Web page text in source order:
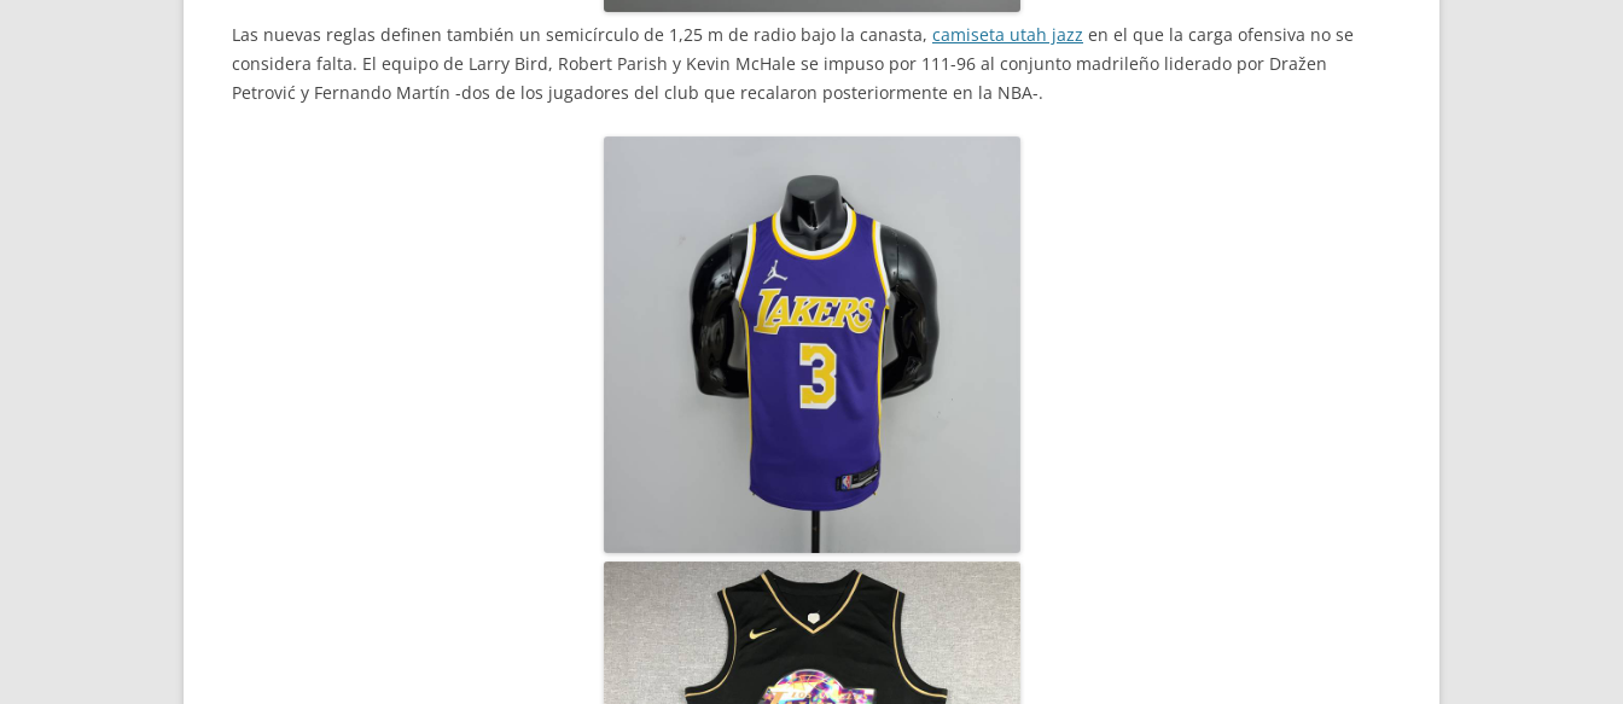
Las nuevas reglas definen también un semicírculo de 1,25 m de radio bajo la canasta, camiseta utah jazz en el que la carga ofensiva no se
considera falta. El equipo de Larry Bird, Robert Parish y Kevin McHale se impuso por 111-96 al conjunto madrileño liderado por Dražen
Petrović y Fernando Martín -dos de los jugadores del club que recalaron posteriormente en la NBA-.